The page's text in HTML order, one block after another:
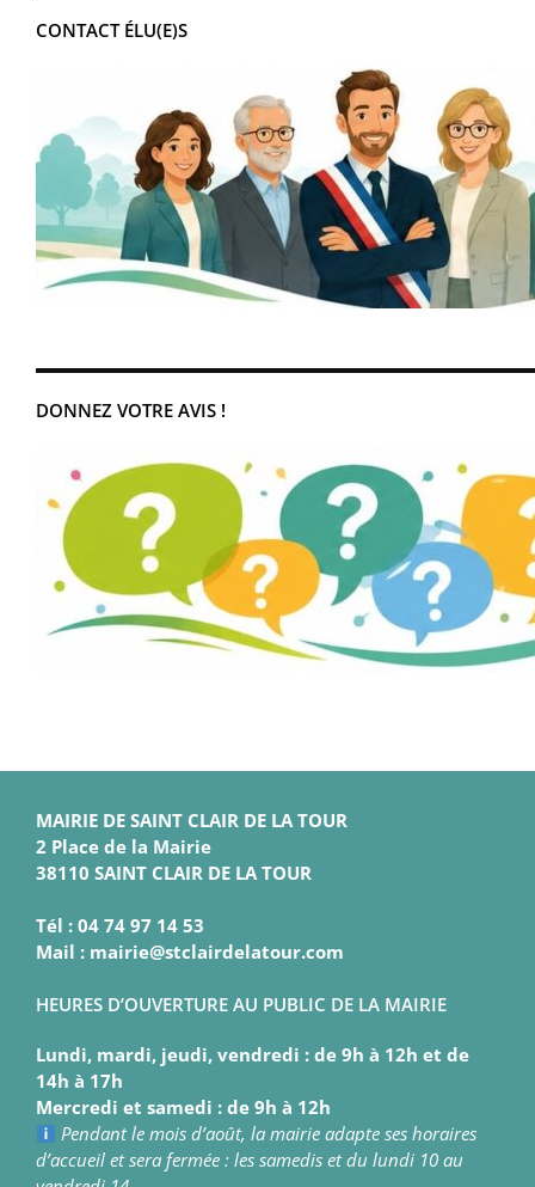
CONTACT ÉLU(E)S
DONNEZ VOTRE AVIS !
MAIRIE DE SAINT CLAIR DE LA TOUR
2 Place de la Mairie
38110 SAINT CLAIR DE LA TOUR
Tél : 04 74 97 14 53
Mail : mairie@stclairdelatour.com
HEURES D’OUVERTURE AU PUBLIC DE LA MAIRIE
Lundi, mardi, jeudi, vendredi : de 9h à 12h et de
14h à 17h
Mercredi et samedi : de 9h à 12h
Pendant le mois d’août, la mairie adapte ses horaires
d’accueil et sera fermée : les samedis et du lundi 10 au